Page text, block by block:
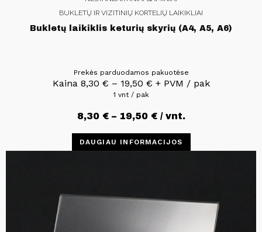
BUKLETŲ IR VIZITINIŲ KORTELIŲ LAIKIKLIAI
Bukletų laikiklis keturių skyrių (A4, A5, A6)
Prekės parduodamos pakuotėse
Kaina 8,30 € – 19,50 € + PVM / pak
1 vnt / pak
8,30 €– 19,50 €/ vnt.
DAUGIAU INFORMACIJOS